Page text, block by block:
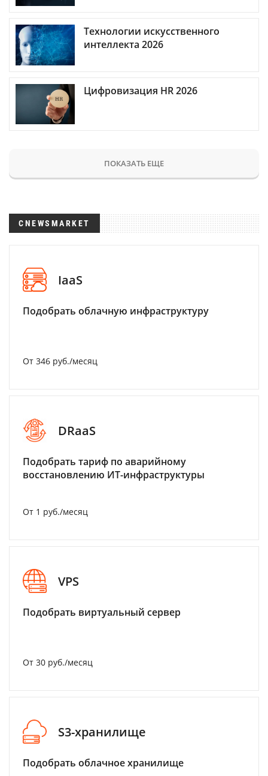
Технологии искусственного
интеллекта 2026
Цифровизация HR 2026
ПОКАЗАТЬ ЕЩЕ
CNEWSMARKET
IaaS
Подобрать облачную инфраструктуру
От 346 руб./месяц
DRaaS
Подобрать тариф по аварийному
восстановлению ИТ-инфраструктуры
От 1 руб./месяц
VPS
Подобрать виртуальный сервер
От 30 руб./месяц
S3-хранилище
Подобрать облачное хранилище